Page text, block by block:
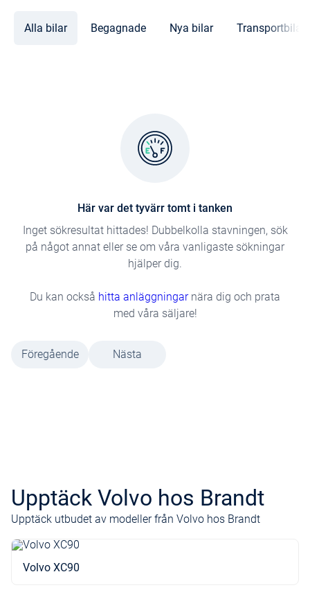
Alla bilar Begagnade Nya bilar Transportbilar
Här var det tyvärr tomt i tanken
Inget sökresultat hittades! Dubbelkolla stavningen, sök
på något annat eller se om våra vanligaste sökningar
hjälper dig.
Du kan också hitta anläggningarnära dig och prata
med våra säljare!
Föregående Nästa
Upptäck Volvo hos Brandt
Upptäck utbudet av modeller från Volvo hos Brandt
Volvo XC90